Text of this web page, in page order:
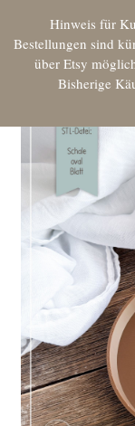
Hinweis für
Bestellungen sind
über Etsy
Bisherige